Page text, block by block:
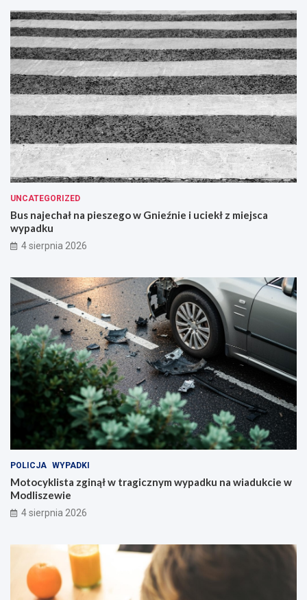
UNCATEGORIZED
Bus najechał na pieszego w Gnieźnie i uciekł z miejsca
wypadku
4 sierpnia 2026
POLICJA WYPADKI
Motocyklista zginął w tragicznym wypadku na wiadukcie w
Modliszewie
4 sierpnia 2026